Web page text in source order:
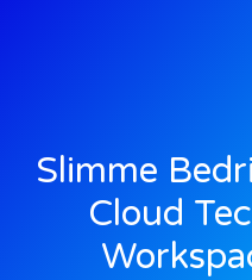
Slimme
Cloud